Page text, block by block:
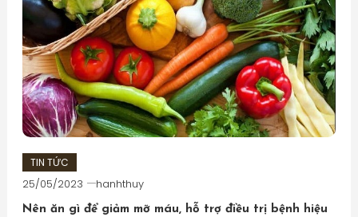
TIN TỨC
25/05/2023 hanhthuy
Nên ăn gì để giảm mỡ máu, hỗ trợ điều trị bệnh hiệu